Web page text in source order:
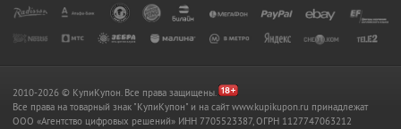
2010-2026 © КупиКупон. Все права защищены.
Все права на товарный знак "КупиКупон" и на сайт www.kupikupon.ru принадлежат
OOO «Агентство цифровых решений» ИНН 7705523387, ОГРН 1127747063212